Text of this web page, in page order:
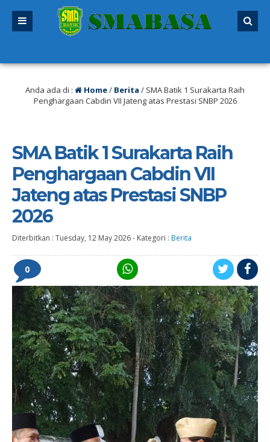
Anda ada di : Home/ Berita / SMA Batik 1 Surakarta Raih
Penghargaan Cabdin VII Jateng atas Prestasi SNBP 2026
SMA Batik 1 Surakarta Raih
Penghargaan Cabdin VII
Jateng atas Prestasi SNBP
2026
Diterbitkan : Tuesday, 12 May 2026- Kategori : Berita
0